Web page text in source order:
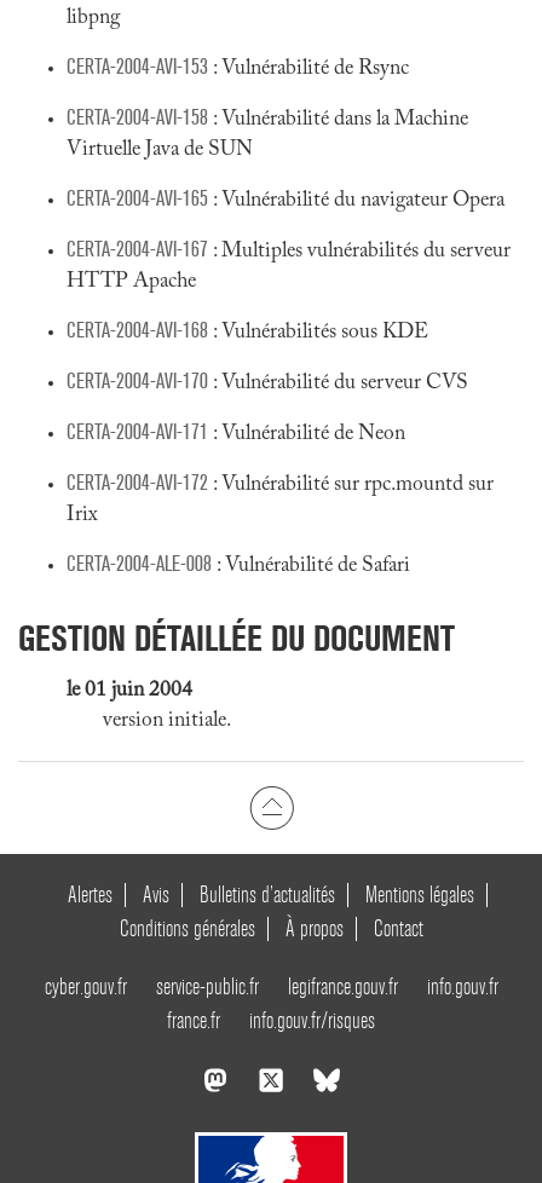
libpng
CERTA-2004-AVI-153 : Vulnérabilité de Rsync
CERTA-2004-AVI-158 : Vulnérabilité dans la Machine
Virtuelle Java de SUN
CERTA-2004-AVI-165 : Vulnérabilité du navigateur Opera
CERTA-2004-AVI-167 : Multiples vulnérabilités du serveur
HTTP Apache
CERTA-2004-AVI-168 : Vulnérabilités sous KDE
CERTA-2004-AVI-170 : Vulnérabilité du serveur CVS
CERTA-2004-AVI-171 : Vulnérabilité de Neon
CERTA-2004-AVI-172 : Vulnérabilité sur rpc.mountd sur
Irix
CERTA-2004-ALE-008 : Vulnérabilité de Safari
GESTION DÉTAILLÉE DU DOCUMENT
le 01 juin 2004
version initiale.
Alertes Avis Bulletins d’actualités
Mentions légales
Conditions générales
À propos Contact
cyber.gouv.fr service-public.fr legifrance.gouv.fr
info.gouv.fr
france.fr
info.gouv.fr/risques